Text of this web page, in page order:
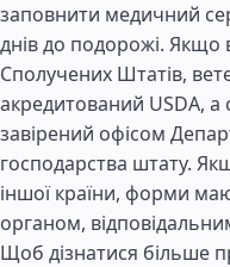
заповнити медичний
днів до подорожі. Якщо
Сполучених Штатів,
акредитований USDA, а
завірений офісом
господарства штату.
іншої країни, форми
органом,
Щоб дізнатися більше